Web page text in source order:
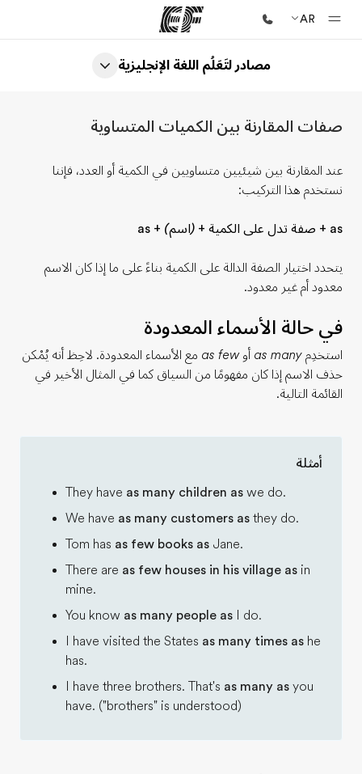
AR
الصفحة الرئيسية
برامج
مكاتب
إنضم إلى الفريق
مصادر لتَعَلُم اللغة الإنجليزية
صفات المقارنة بين الكميات المتساوية
عند المقارنة بين شيئيين متساويين في الكمية أو العدد، فإننا
نستخدم هذا التركيب:
as + صفة تدل على الكمية + (اسم) + as
يتحدد اختيار الصفة الدالة على الكمية بناءً على ما إذا كان الاسم
معدود أم غير معدود.
في حالة الأسماء المعدودة
استخدِم as many أوas few مع الأسماء المعدودة. لاحِظ أنه يُمْكن
حذف الاسم إذا كان مفهومًا من السياق كما في المثال الأخير في
القائمة التالية.
أمثلة
They have as many children as we do.
We have as many customers as they do.
Tom has as few books as Jane.
There are as few houses in his village as in
mine.
You know as many people as I do.
I have visited the States as many times as he
has.
I have three brothers. That's as many as you
have. ("brothers" is understood)